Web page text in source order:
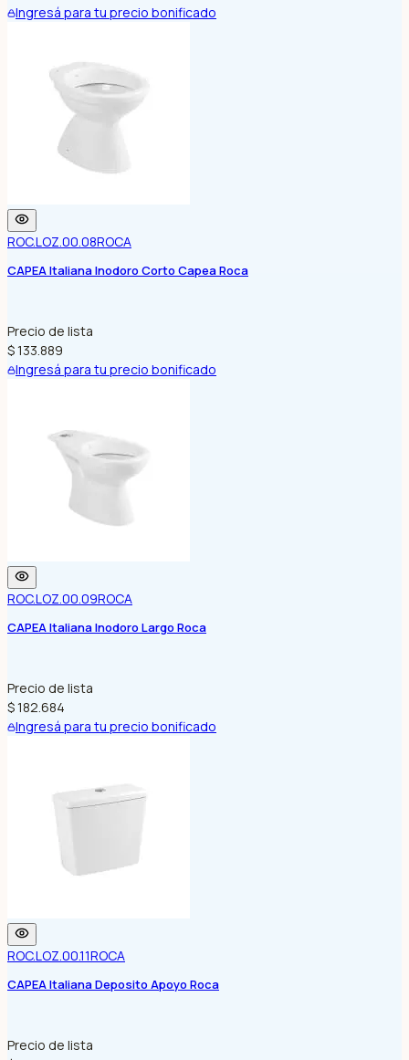
Ingresá para tu precio bonificado
ROC.LOZ.00.08ROCA
CAPEA Italiana Inodoro Corto Capea Roca
Precio de lista
$ 133.889
Ingresá para tu precio bonificado
ROC.LOZ.00.09ROCA
CAPEA Italiana Inodoro Largo Roca
Precio de lista
$ 182.684
Ingresá para tu precio bonificado
ROC.LOZ.00.11ROCA
CAPEA Italiana Deposito Apoyo Roca
Precio de lista